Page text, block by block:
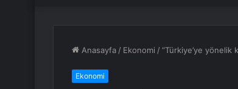
Anasayfa / Ekonomi /“Türkiye’ye yönelik
Ekonomi